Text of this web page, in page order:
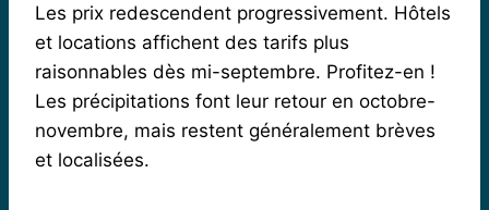
Les prix redescendent progressivement. Hôtels
et locations affichent des tarifs plus
raisonnables dès mi-septembre. Profitez-en !
Les précipitations font leur retour en octobre-
novembre, mais restent généralement brèves
et localisées.